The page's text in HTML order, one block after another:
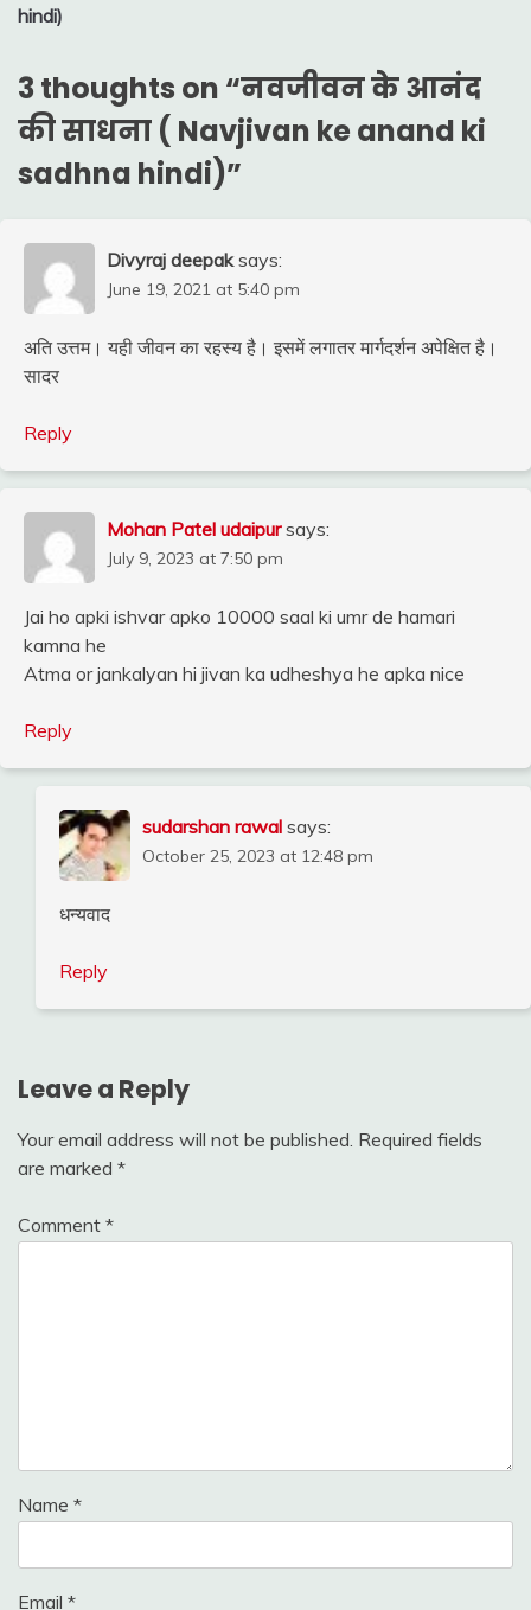
hindi)
3 thoughts on “नवजीवन के आनंद
की साधना ( Navjivan ke anand ki
sadhna hindi)”
Divyraj deepak says:
June 19, 2021 at 5:40 pm
अति उत्तम। यही जीवन का रहस्य है। इसमें लगातर मार्गदर्शन अपेक्षित है।
सादर
Reply
Mohan Patel udaipur says:
July 9, 2023 at 7:50 pm
Jai ho apki ishvar apko 10000 saal ki umr de hamari
kamna he
Atma or jankalyan hi jivan ka udheshya he apka nice
Reply
sudarshan rawal says:
October 25, 2023 at 12:48 pm
धन्यवाद
Reply
Leave a Reply
Your email address will not be published. Required fields
are marked *
Comment *
Name *
Email *